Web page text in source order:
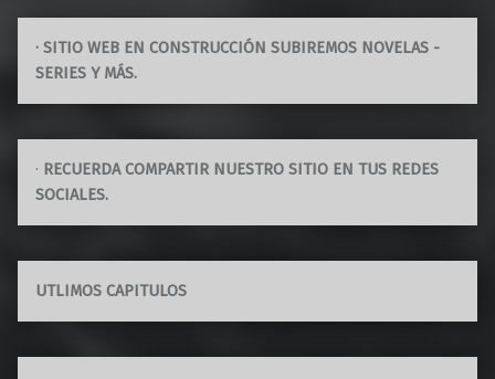
· SITIO WEB EN CONSTRUCCIÓN SUBIREMOS NOVELAS -
SERIES Y MÁS.
· RECUERDA COMPARTIR NUESTRO SITIO EN TUS REDES
SOCIALES.
UTLIMOS CAPITULOS